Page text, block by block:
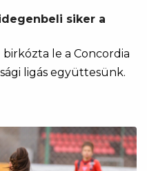
siker a
le a Concordia
ligás együttesünk.